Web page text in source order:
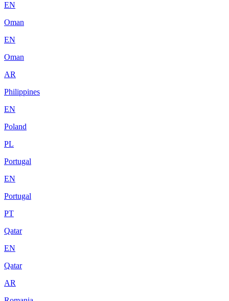
EN
Oman
EN
Oman
AR
Philippines
EN
Poland
PL
Portugal
EN
Portugal
PT
Qatar
EN
Qatar
AR